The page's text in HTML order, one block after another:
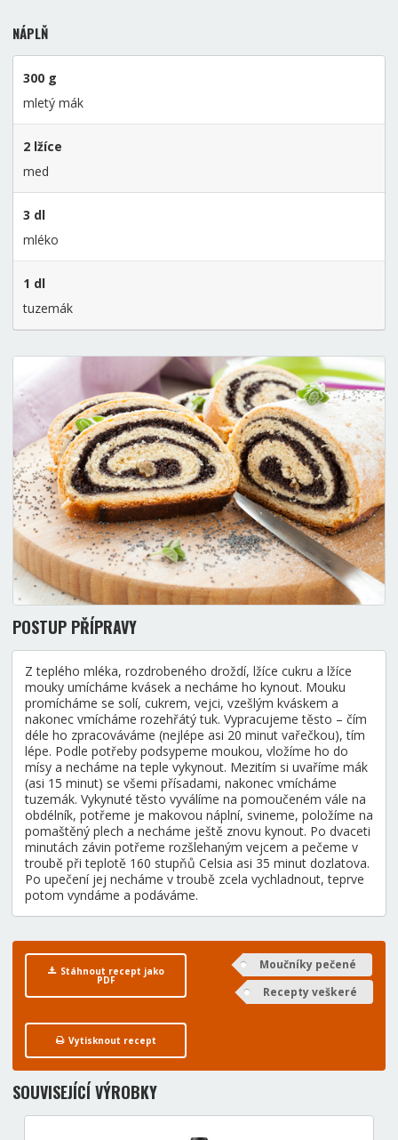
NÁPLŇ
300 g
mletý mák
2 lžíce
med
3 dl
mléko
1 dl
tuzemák
POSTUP PŘÍPRAVY
Z teplého mléka, rozdrobeného droždí, lžíce cukru a lžíce
mouky umícháme kvásek a necháme ho kynout. Mouku
promícháme se solí, cukrem, vejci, vzešlým kváskem a
nakonec vmícháme rozehřátý tuk. Vypracujeme těsto – čím
déle ho zpracováváme (nejlépe asi 20 minut vařečkou), tím
lépe. Podle potřeby podsypeme moukou, vložíme ho do
mísy a necháme na teple vykynout. Mezitím si uvaříme mák
(asi 15 minut) se všemi přísadami, nakonec vmícháme
tuzemák. Vykynuté těsto vyválíme na pomoučeném vále na
obdélník, potřeme je makovou náplní, svineme, položíme na
pomaštěný plech a necháme ještě znovu kynout. Po dvaceti
minutách závin potřeme rozšlehaným vejcem a pečeme v
troubě při teplotě 160 stupňů Celsia asi 35 minut dozlatova.
Po upečení jej necháme v troubě zcela vychladnout, teprve
potom vyndáme a podáváme.
Stáhnout recept jako
PDF
Vytisknout recept
Moučníky pečené
Recepty veškeré
SOUVISEJÍCÍ VÝROBKY